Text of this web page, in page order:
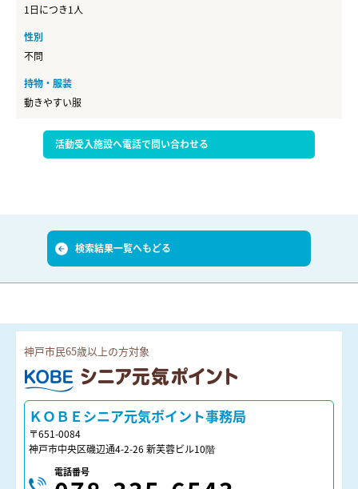
1日につき1人
性別
不問
持物・服装
動きやすい服
活動受入施設へ電話で問い合わせる
検索結果一覧へもどる
神戸市民65歳以上の方対象
ＫＯＢＥシニア元気ポイント
ＫＯＢＥシニア元気ポイント事務局
〒651-0084
神戸市中央区磯辺通4-2-26 新芙蓉ビル10階
電話番号